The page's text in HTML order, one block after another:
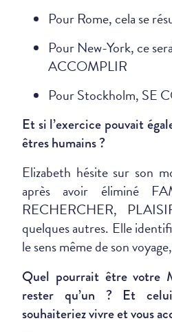
Pour Rome, cela se
Pour New-York, ce
ACCOMPLIR
Pour Stockholm, SE
Et si l’exercice pouvait
êtres humains ?
Elizabeth hésite sur son
après avoir éliminé
RECHERCHER,
quelques autres. Elle
le sens même de son
Quel pourrait être votre
rester qu’un ? Et
souhaiteriez vivre et vous